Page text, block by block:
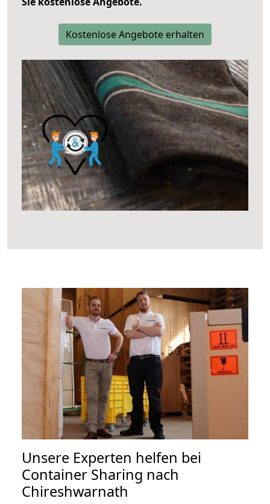
Kostenlose Angebote erhalten
Unsere Experten helfen bei
Container Sharing nach
Chireshwarnath